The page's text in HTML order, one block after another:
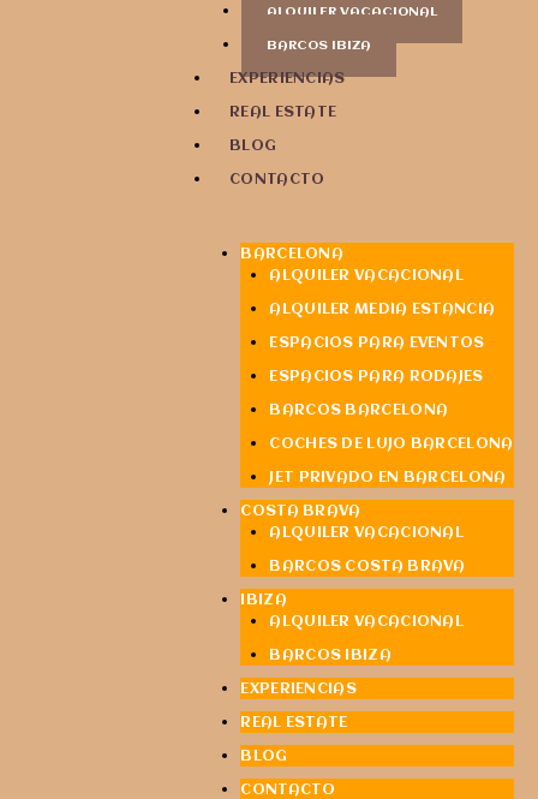
ALQUILER VACACIONAL
BARCOS IBIZA
EXPERIENCIAS
REAL ESTATE
BLOG
CONTACTO
BARCELONA
ALQUILER VACACIONAL
ALQUILER MEDIA ESTANCIA
ESPACIOS PARA EVENTOS
ESPACIOS PARA RODAJES
BARCOS BARCELONA
COCHES DE LUJO BARCELONA
JET PRIVADO EN BARCELONA
COSTA BRAVA
ALQUILER VACACIONAL
BARCOS COSTA BRAVA
IBIZA
ALQUILER VACACIONAL
BARCOS IBIZA
EXPERIENCIAS
REAL ESTATE
BLOG
CONTACTO